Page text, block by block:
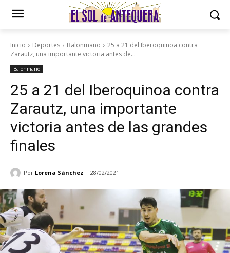
Inicio Deportes Balonmano
25 a 21 del Iberoquinoa contra
Zarautz, una importante victoria antes de...
Balonmano
25 a 21 del Iberoquinoa contra
Zarautz, una importante
victoria antes de las grandes
finales
Por Lorena Sánchez 28/02/2021